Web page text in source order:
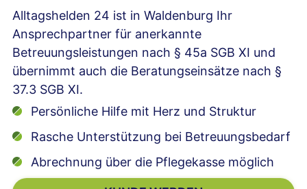
Alltagshelden 24 ist in Waldenburg Ihr
Ansprechpartner für anerkannte
Betreuungsleistungen nach § 45a SGB XI und
übernimmt auch die Beratungseinsätze nach §
37.3 SGB XI.
Persönliche Hilfe mit Herz und Struktur
Rasche Unterstützung bei Betreuungsbedarf
Abrechnung über die Pflegekasse möglich